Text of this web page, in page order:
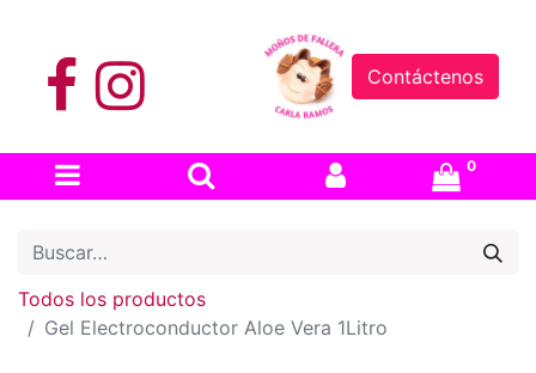
Contáctenos
0
Todos los productos
Gel Electroconductor Aloe Vera 1Litro